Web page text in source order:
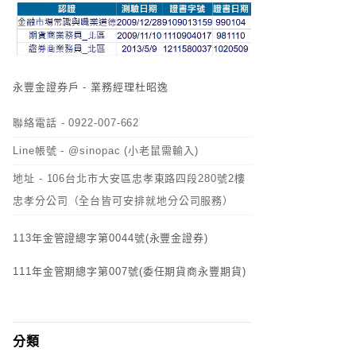
永豐金證券戶 - 業務經理杜昭逸
聯絡電話 - 0922-007-662
Line帳號 - @sinopac (小老鼠需輸入)
地址 - 106台北市大安區忠孝東路四段280號2樓
忠孝分公司（全台皆可安排就地分公司服務）
113年金管證總字第0044號(永豐金證券)
111年金管期總字第007號(委任期貨商永豐期貨)
分類